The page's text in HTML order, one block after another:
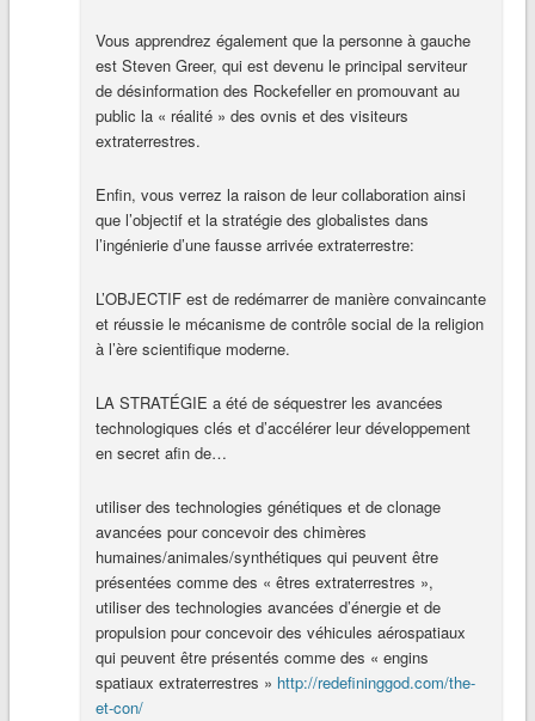
Vous apprendrez également que la personne à gauche
est Steven Greer, qui est devenu le principal serviteur
de désinformation des Rockefeller en promouvant au
public la « réalité » des ovnis et des visiteurs
extraterrestres.
Enfin, vous verrez la raison de leur collaboration ainsi
que l’objectif et la stratégie des globalistes dans
l’ingénierie d’une fausse arrivée extraterrestre:
L’OBJECTIF est de redémarrer de manière convaincante
et réussie le mécanisme de contrôle social de la religion
à l’ère scientifique moderne.
LA STRATÉGIE a été de séquestrer les avancées
technologiques clés et d’accélérer leur développement
en secret afin de…
utiliser des technologies génétiques et de clonage
avancées pour concevoir des chimères
humaines/animales/synthétiques qui peuvent être
présentées comme des « êtres extraterrestres »,
utiliser des technologies avancées d’énergie et de
propulsion pour concevoir des véhicules aérospatiaux
qui peuvent être présentés comme des « engins
spatiaux extraterrestres » http://redefininggod.com/the-
et-con/